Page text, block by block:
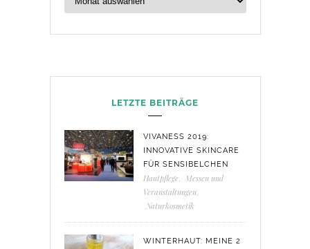
LETZTE BEITRÄGE
VIVANESS 2019:
INNOVATIVE SKINCARE
FÜR SENSIBELCHEN
Hautpflege,
Messen und
Veranstaltungen,
Naturkosmetik
WINTERHAUT: MEINE 2